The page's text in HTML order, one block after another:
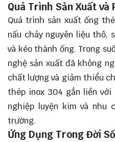
Quá Trình Sản Xuất
Quá trình sản xuất ống
nấu chảy nguyên liệu thô,
và kéo thành ống. Trong
nghệ sản xuất đã không
chất lượng và giảm thiểu
thép inox 304 gắn liền
nghiệp luyện kim và nhu
trường.
Ứng Dụng Trong Đời